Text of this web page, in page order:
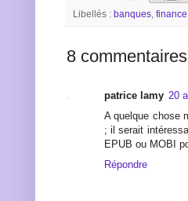
Libellés : banques, finance
8
patrice lamy 20
A quelque chose
; il serait
EPUB ou MOBI
Répondre